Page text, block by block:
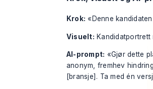
Krok: «Denne
Visuelt: Kandidatportrett
AI-prompt: «Gjør dette
anonym, fremhev
[bransje]. Ta med én